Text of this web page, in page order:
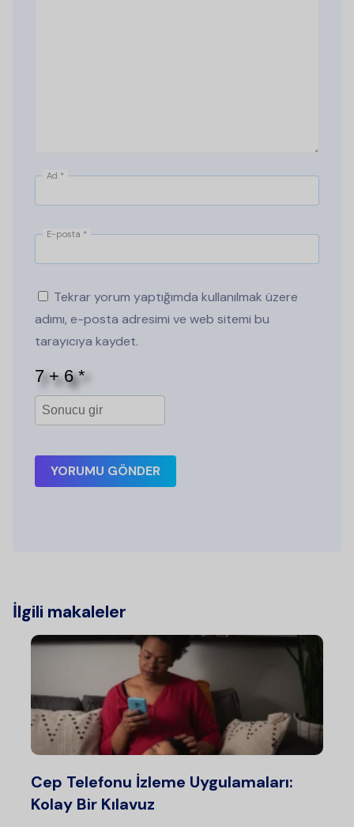
Ad *
E-posta *
Tekrar yorum yaptığımda kullanılmak üzere
adımı, e-posta adresimi ve web sitemi bu
tarayıcıya kaydet.
YORUMU GÖNDER
İlgili makaleler
Cep Telefonu İzleme Uygulamaları:
Kolay Bir Kılavuz